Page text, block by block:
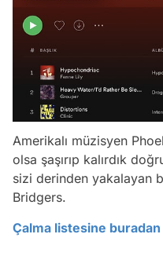
Amerikalı müzisyen
olsa şaşırıp kalırdık
sizi derinden yakalayan
Bridgers.
Çalma listesine